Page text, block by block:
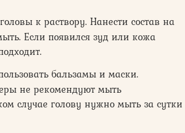
к раствору. Нанести состав на
Если появился зуд или кожа
бальзамы и маски.
не рекомендуют мыть
случае голову нужно мыть за сутки